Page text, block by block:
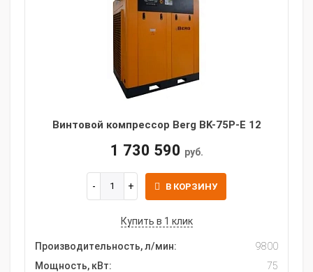
Винтовой компрессор Berg BK-75P-E 12
1 730 590 руб.
В КОРЗИНУ
Купить в 1 клик
Производительность, л/мин:
9800
Мощность, кВт:
75